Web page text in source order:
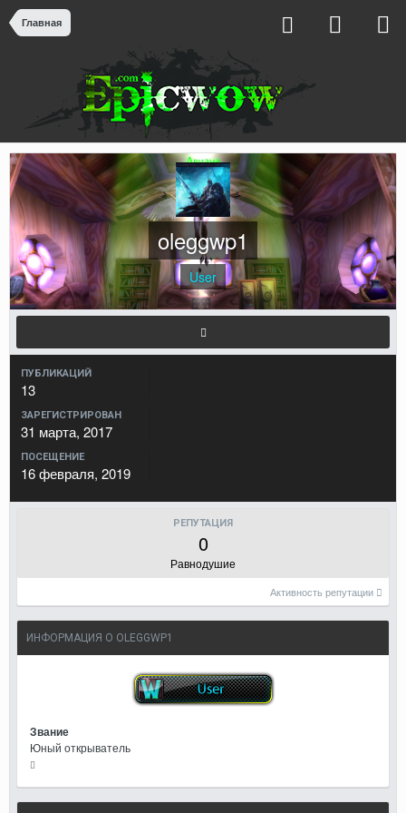
Главная
oleggwp1
User
ПУБЛИКАЦИЙ
13
ЗАРЕГИСТРИРОВАН
31 марта, 2017
ПОСЕЩЕНИЕ
16 февраля, 2019
РЕПУТАЦИЯ
0
Равнодушие
Активность репутации
ИНФОРМАЦИЯ О OLEGGWP1
Звание
Юный открыватель